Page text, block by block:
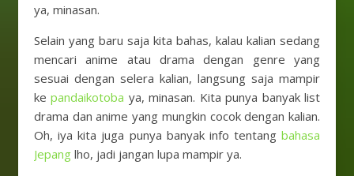
ya, minasan.
Selain yang baru saja kita bahas, kalau kalian sedang
mencari anime atau drama dengan genre yang
sesuai dengan selera kalian, langsung saja mampir
kepandaikotoba ya, minasan. Kita punya banyak list
drama dan anime yang mungkin cocok dengan kalian.
Oh, iya kita juga punya banyak info tentang bahasa
Jepang lho, jadi jangan lupa mampir ya.